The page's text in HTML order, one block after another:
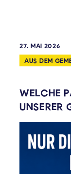
27. MAI 2026
AUS DEM
WELCHE
UNSERER